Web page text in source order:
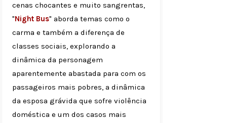
cenas chocantes e muito sangrentas,
"Night Bus" aborda temas como o
carma e também a diferença de
classes sociais, explorando a
dinâmica da personagem
aparentemente abastada para com os
passageiros mais pobres, a dinâmica
da esposa grávida que sofre violência
doméstica e um dos casos mais